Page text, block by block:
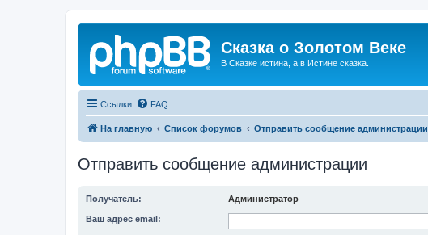
Сказка о Золотом Веке
В Сказке истина, а в Истине сказка.
Ссылки FAQ
На главную Список форумов Отправить сообщение администрации
Отправить сообщение администрации
Получатель: Администратор
Ваш адрес email: